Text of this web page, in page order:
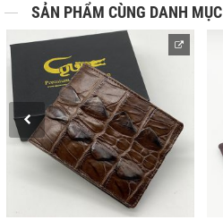
SẢN PHẨM CÙNG DANH MỤC